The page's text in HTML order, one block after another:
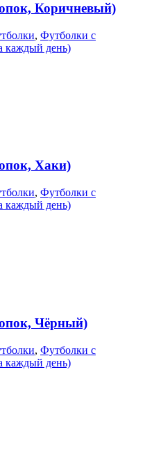
Коричневый)
, Футболки с
каждый день)
Хаки)
, Футболки с
каждый день)
Чёрный)
, Футболки с
каждый день)